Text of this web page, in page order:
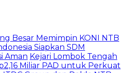
Besar Memimpin KONI NTB
Siapkan SDM
Aman Kejari Lombok Tengah
Miliar PAD untuk Perkuat